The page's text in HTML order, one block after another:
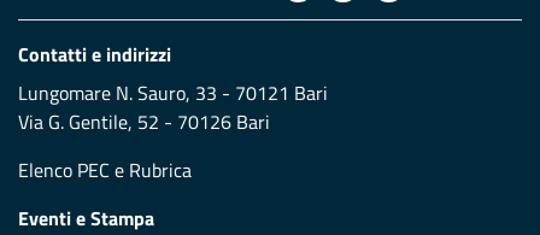
Contatti e indirizzi
Lungomare N. Sauro, 33 - 70121 Bari
Via G. Gentile, 52 - 70126 Bari
Elenco PEC e Rubrica
Eventi e Stampa